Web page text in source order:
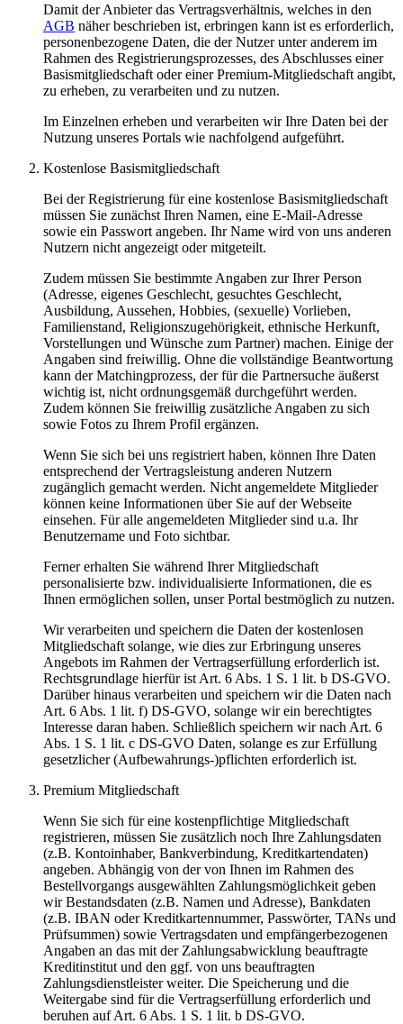
Damit der Anbieter das Vertragsverhältnis, welches in den
AGB näher beschrieben ist, erbringen kann ist es erforderlich,
personenbezogene Daten, die der Nutzer unter anderem im
Rahmen des Registrierungsprozesses, des Abschlusses einer
Basismitgliedschaft oder einer Premium-Mitgliedschaft angibt,
zu erheben, zu verarbeiten und zu nutzen.
Im Einzelnen erheben und verarbeiten wir Ihre Daten bei der
Nutzung unseres Portals wie nachfolgend aufgeführt.
Kostenlose Basismitgliedschaft
Bei der Registrierung für eine kostenlose Basismitgliedschaft
müssen Sie zunächst Ihren Namen, eine E-Mail-Adresse
sowie ein Passwort angeben. Ihr Name wird von uns anderen
Nutzern nicht angezeigt oder mitgeteilt.
Zudem müssen Sie bestimmte Angaben zur Ihrer Person
(Adresse, eigenes Geschlecht, gesuchtes Geschlecht,
Ausbildung, Aussehen, Hobbies, (sexuelle) Vorlieben,
Familienstand, Religionszugehörigkeit, ethnische Herkunft,
Vorstellungen und Wünsche zum Partner) machen. Einige der
Angaben sind freiwillig. Ohne die vollständige Beantwortung
kann der Matchingprozess, der für die Partnersuche äußerst
wichtig ist, nicht ordnungsgemäß durchgeführt werden.
Zudem können Sie freiwillig zusätzliche Angaben zu sich
sowie Fotos zu Ihrem Profil ergänzen.
Wenn Sie sich bei uns registriert haben, können Ihre Daten
entsprechend der Vertragsleistung anderen Nutzern
zugänglich gemacht werden. Nicht angemeldete Mitglieder
können keine Informationen über Sie auf der Webseite
einsehen. Für alle angemeldeten Mitglieder sind u.a. Ihr
Benutzername und Foto sichtbar.
Ferner erhalten Sie während Ihrer Mitgliedschaft
personalisierte bzw. individualisierte Informationen, die es
Ihnen ermöglichen sollen, unser Portal bestmöglich zu nutzen.
Wir verarbeiten und speichern die Daten der kostenlosen
Mitgliedschaft solange, wie dies zur Erbringung unseres
Angebots im Rahmen der Vertragserfüllung erforderlich ist.
Rechtsgrundlage hierfür ist Art. 6 Abs. 1 S. 1 lit. b DS-GVO.
Darüber hinaus verarbeiten und speichern wir die Daten nach
Art. 6 Abs. 1 lit. f) DS-GVO, solange wir ein berechtigtes
Interesse daran haben. Schließlich speichern wir nach Art. 6
Abs. 1 S. 1 lit. c DS-GVO Daten, solange es zur Erfüllung
gesetzlicher (Aufbewahrungs-)pflichten erforderlich ist.
Premium Mitgliedschaft
Wenn Sie sich für eine kostenpflichtige Mitgliedschaft
registrieren, müssen Sie zusätzlich noch Ihre Zahlungsdaten
(z.B. Kontoinhaber, Bankverbindung, Kreditkartendaten)
angeben. Abhängig von der von Ihnen im Rahmen des
Bestellvorgangs ausgewählten Zahlungsmöglichkeit geben
wir Bestandsdaten (z.B. Namen und Adresse), Bankdaten
(z.B. IBAN oder Kreditkartennummer, Passwörter, TANs und
Prüfsummen) sowie Vertragsdaten und empfängerbezogenen
Angaben an das mit der Zahlungsabwicklung beauftragte
Kreditinstitut und den ggf. von uns beauftragten
Zahlungsdienstleister weiter. Die Speicherung und die
Weitergabe sind für die Vertragserfüllung erforderlich und
beruhen auf Art. 6 Abs. 1 S. 1 lit. b DS-GVO.